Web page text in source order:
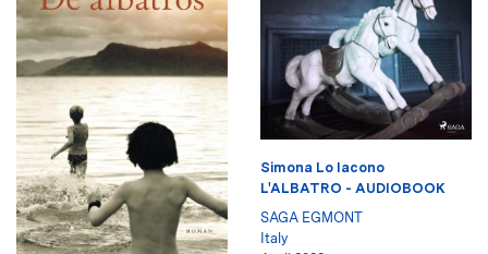
Simona Lo Iacono
L'ALBATRO - AUDIOBOOK
SAGA EGMONT
Italy